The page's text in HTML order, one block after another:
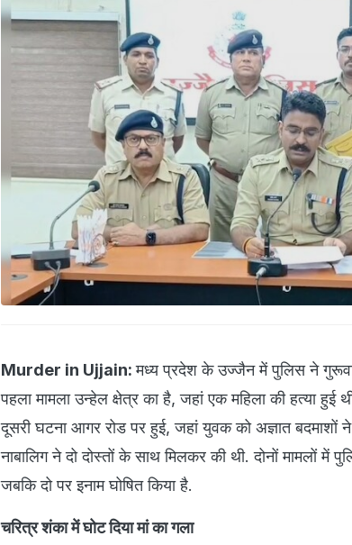
Murder in Ujjain:मध्य प्रदेश के उज्जैन में पुलिस ने
पहला मामला उन्हेल क्षेत्र का है, जहां एक महिला की हत्या
दूसरी घटना आगर रोड पर हुई, जहां युवक को अज्ञात बदमाशों
नाबालिग ने दो दोस्तों के साथ मिलकर की थी. दोनों मामलों में
जबकि दो पर इनाम घोषित किया है.
चरित्र शंका में घोट दिया मां का गला